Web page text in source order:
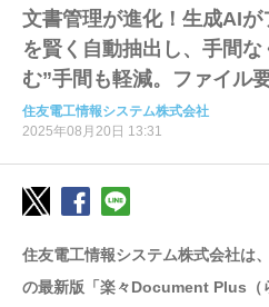
文書管理が進化！生成AI
を賢く自動抽出し、手間
む”手間も軽減。ファイル
住友電工情報システム株式会社
2025年08月20日 13:31
住友電工情報システム株式会社は
の最新版「楽々Document Plus（